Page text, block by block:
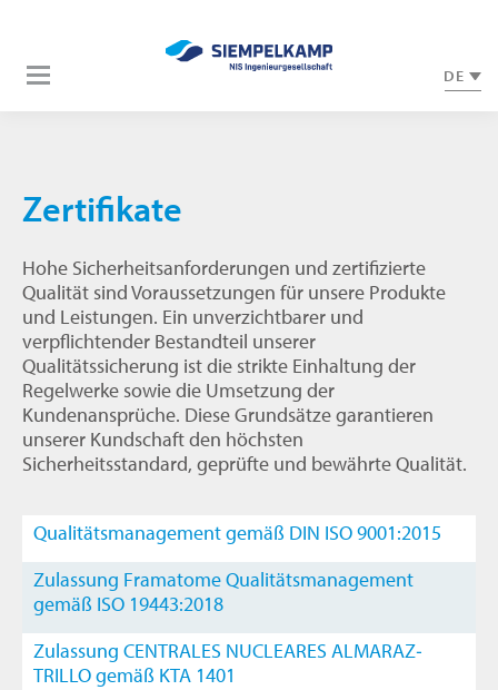
DE
Zertifikate
Hohe Sicherheitsanforderungen und zertifizierte
Qualität sind Voraussetzungen für unsere Produkte
und Leistungen. Ein unverzichtbarer und
verpflichtender Bestandteil unserer
Qualitätssicherung ist die strikte Einhaltung der
Regelwerke sowie die Umsetzung der
Kundenansprüche. Diese Grundsätze garantieren
unserer Kundschaft den höchsten
Sicherheitsstandard, geprüfte und bewährte Qualität.
Qualitätsmanagement gemäß DIN ISO 9001:2015
Zulassung Framatome Qualitätsmanagement
gemäß ISO 19443:2018
Zulassung CENTRALES NUCLEARES ALMARAZ‐
TRILLO gemäß KTA 1401